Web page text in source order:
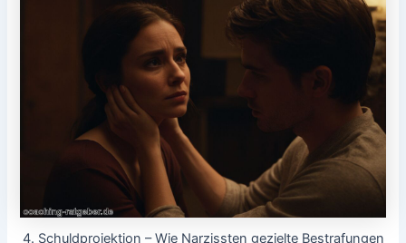
4. Schuldprojektion – Wie Narzissten gezielte Bestrafungen